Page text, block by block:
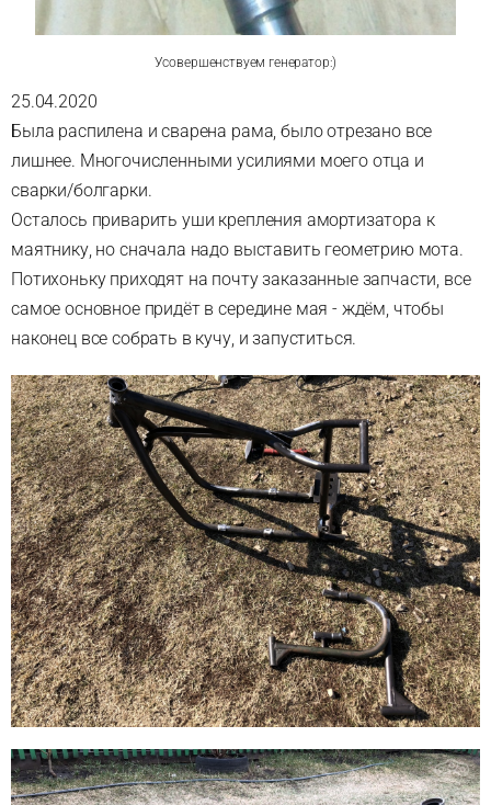
Усовершенствуем генератор:)
25.04.2020
Была распилена и сварена рама, было отрезано все
лишнее. Многочисленными усилиями моего отца и
сварки/болгарки.
Осталось приварить уши крепления амортизатора к
маятнику, но сначала надо выставить геометрию мота.
Потихоньку приходят на почту заказанные запчасти, все
самое основное придёт в середине мая - ждём, чтобы
наконец все собрать в кучу, и запуститься.